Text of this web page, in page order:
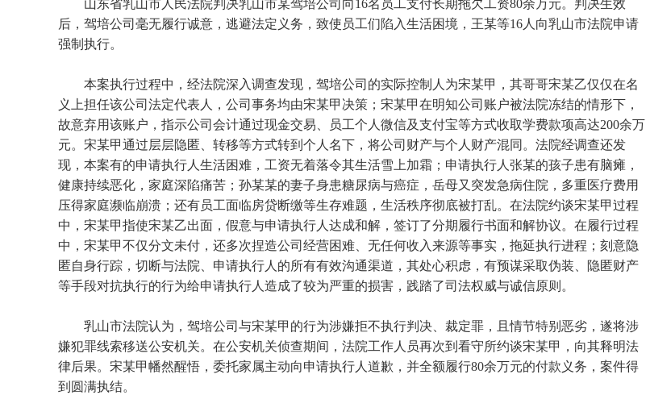
山东省乳山市人民法院判决乳山市某驾培公司向16名员工支付长期拖欠工资80余万元。判决生效
后，驾培公司毫无履行诚意，逃避法定义务，致使员工们陷入生活困境，王某等16人向乳山市法院申请
强制执行。
本案执行过程中，经法院深入调查发现，驾培公司的实际控制人为宋某甲，其哥哥宋某乙仅仅在名
义上担任该公司法定代表人，公司事务均由宋某甲决策；宋某甲在明知公司账户被法院冻结的情形下，
故意弃用该账户，指示公司会计通过现金交易、员工个人微信及支付宝等方式收取学费款项高达200余万
元。宋某甲通过层层隐匿、转移等方式转到个人名下，将公司财产与个人财产混同。法院经调查还发
现，本案有的申请执行人生活困难，工资无着落令其生活雪上加霜；申请执行人张某的孩子患有脑瘫，
健康持续恶化，家庭深陷痛苦；孙某某的妻子身患糖尿病与癌症，岳母又突发急病住院，多重医疗费用
压得家庭濒临崩溃；还有员工面临房贷断缴等生存难题，生活秩序彻底被打乱。在法院约谈宋某甲过程
中，宋某甲指使宋某乙出面，假意与申请执行人达成和解，签订了分期履行书面和解协议。在履行过程
中，宋某甲不仅分文未付，还多次捏造公司经营困难、无任何收入来源等事实，拖延执行进程；刻意隐
匿自身行踪，切断与法院、申请执行人的所有有效沟通渠道，其处心积虑，有预谋采取伪装、隐匿财产
等手段对抗执行的行为给申请执行人造成了较为严重的损害，践踏了司法权威与诚信原则。
乳山市法院认为，驾培公司与宋某甲的行为涉嫌拒不执行判决、裁定罪，且情节特别恶劣，遂将涉
嫌犯罪线索移送公安机关。在公安机关侦查期间，法院工作人员再次到看守所约谈宋某甲，向其释明法
律后果。宋某甲幡然醒悟，委托家属主动向申请执行人道歉，并全额履行80余万元的付款义务，案件得
到圆满执结。